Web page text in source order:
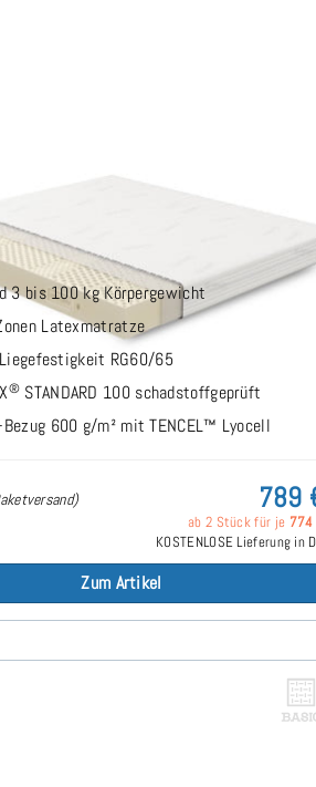
Lyocell) Latexmatratze 180x200
cm
3 bis 100 kg Körpergewicht
Latexmatratze
RG60/65
® STANDARD 100 schadstoffgeprüft
Bezug 600 g/m² mit TENCEL™ Lyocell
789
ab 2 Stück für je
KOSTENLOSE Lieferung in
Zum Artikel